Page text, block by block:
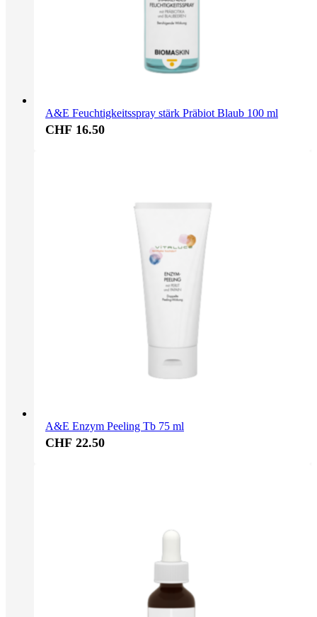
A&E Feuchtigkeitsspray stärk Präbiot Blaub 100 ml
CHF 16.50
A&E Enzym Peeling Tb 75 ml
CHF 22.50